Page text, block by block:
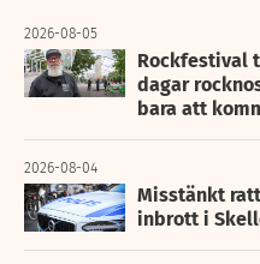
2026-08-05
Rockfestival
dagar
bara att
2026-08-04
Misstänkt
inbrott i